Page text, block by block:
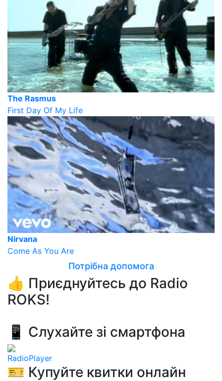
The Rasmus
First Day Of My Life
Nirvana
Come As You Are
Потрібна допомога
👍 Приєднуйтесь до Radio
ROKS!
📱 Слухайте зі смартфона
RadioPlayer
🎫 Купуйте квитки онлайн